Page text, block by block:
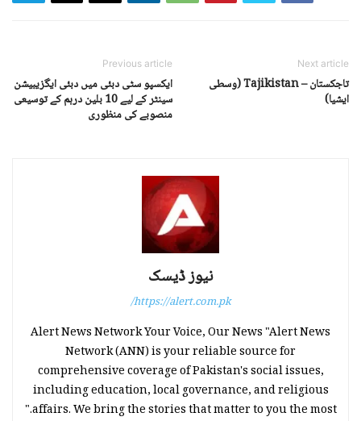
Previous article
ایکسپو سٹی دبئی میں دبئی ایگزیبیشن
سینٹر کے لیے 10 بلین درہم کے توسیعی
منصوبے کی منظوری
Next article
تاجکستان – Tajikistan (وسطی
ایشیا)
نیوز ڈیسک
https://alert.com.pk/
Alert News Network Your Voice, Our News "Alert News
Network (ANN) is your reliable source for
comprehensive coverage of Pakistan's social issues,
including education, local governance, and religious
affairs. We bring the stories that matter to you the most."